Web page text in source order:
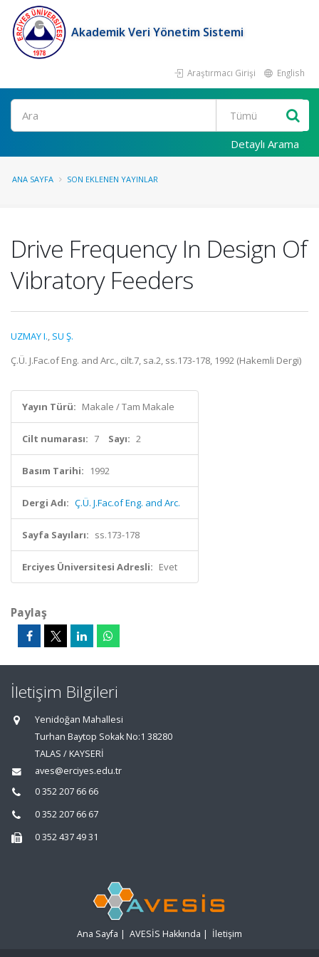
Akademik Veri Yönetim Sistemi
Araştırmacı Girişi English
Ara
Detaylı Arama
ANA SAYFA SON EKLENEN YAYINLAR
Drive Frequency In Design Of
Vibratory Feeders
UZMAY I., SU Ş.
Ç.Ü. J.Fac.of Eng. and Arc., cilt.7, sa.2, ss.173-178, 1992 (Hakemli Dergi)
Yayın Türü: Makale / Tam Makale
Cilt numarası: 7 Sayı: 2
Basım Tarihi: 1992
Dergi Adı: Ç.Ü. J.Fac.of Eng. and Arc.
Sayfa Sayıları: ss.173-178
Erciyes Üniversitesi Adresli: Evet
Paylaş
İletişim Bilgileri
Yenidoğan Mahallesi
Turhan Baytop Sokak No:1 38280
TALAS / KAYSERİ
aves@erciyes.edu.tr
0 352 207 66 66
0 352 207 66 67
0 352 437 49 31
Ana Sayfa | AVESİS Hakkında | İletişim